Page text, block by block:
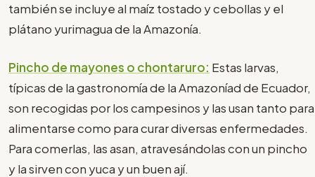
también se incluye al maíz tostado y cebollas y el
plátano yurimagua de la Amazonía.
Pincho de mayones o chontaruro: Estas larvas,
típicas de la gastronomía de la Amazoníad de Ecuador,
son recogidas por los campesinos y las usan tanto para
alimentarse como para curar diversas enfermedades.
Para comerlas, las asan, atravesándolas con un pincho
y la sirven con yuca y un buen ají.